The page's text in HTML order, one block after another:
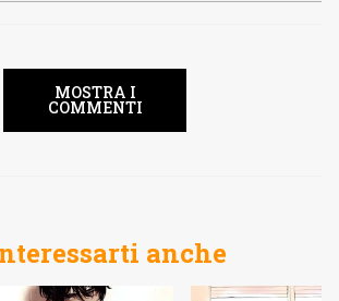
MOSTRA I
COMMENTI
anche